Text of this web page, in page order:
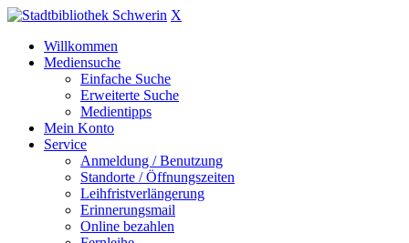
X
Willkommen
Mediensuche
Einfache Suche
Erweiterte Suche
Medientipps
Mein Konto
Service
Anmeldung / Benutzung
Standorte / Öffnungszeiten
Leihfristverlängerung
Erinnerungsmail
Online bezahlen